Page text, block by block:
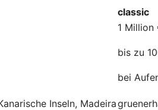
classic
1 Million
bis zu
bei
Inseln, Madeira